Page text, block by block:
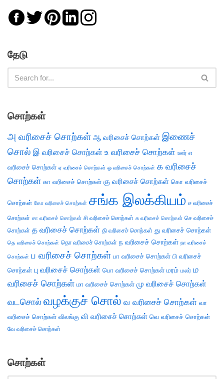
தேடு
சொற்கள்
அ வரிசைச் சொற்கள் ஆ வரிசைச் சொற்கள் இணைச்
சொல் இ வரிசைச் சொற்கள் உ வரிசைச் சொற்கள் ஊர் எ
வரிசைச் சொற்கள் ஏ வரிசைச் சொற்கள் ஒ வரிசைச் சொற்கள் க வரிசைச்
சொற்கள் கா வரிசைச் சொற்கள் கு வரிசைச் சொற்கள் கொ வரிசைச்
சொற்கள் கோ வரிசைச் சொற்கள் சங்க இலக்கியம் ச வரிசைச்
சொற்கள் சா வரிசைச் சொற்கள் சி வரிசைச் சொற்கள் சு வரிசைச் சொற்கள் செ வரிசைச்
சொற்கள் த வரிசைச் சொற்கள் தி வரிசைச் சொற்கள் து வரிசைச் சொற்கள்
தெ வரிசைச் சொற்கள் தொ வரிசைச் சொற்கள் ந வரிசைச் சொற்கள் நா வரிசைச்
சொற்கள் ப வரிசைச் சொற்கள் பா வரிசைச் சொற்கள் பி வரிசைச்
சொற்கள் பு வரிசைச் சொற்கள் பொ வரிசைச் சொற்கள் மரம் மலர் ம
வரிசைச் சொற்கள் மா வரிசைச் சொற்கள் மு வரிசைச் சொற்கள்
வடசொல் வழக்குச் சொல் வ வரிசைச் சொற்கள் வா
வரிசைச் சொற்கள் விலங்கு வி வரிசைச் சொற்கள் வெ வரிசைச் சொற்கள்
வே வரிசைச் சொற்கள்
சொற்கள்